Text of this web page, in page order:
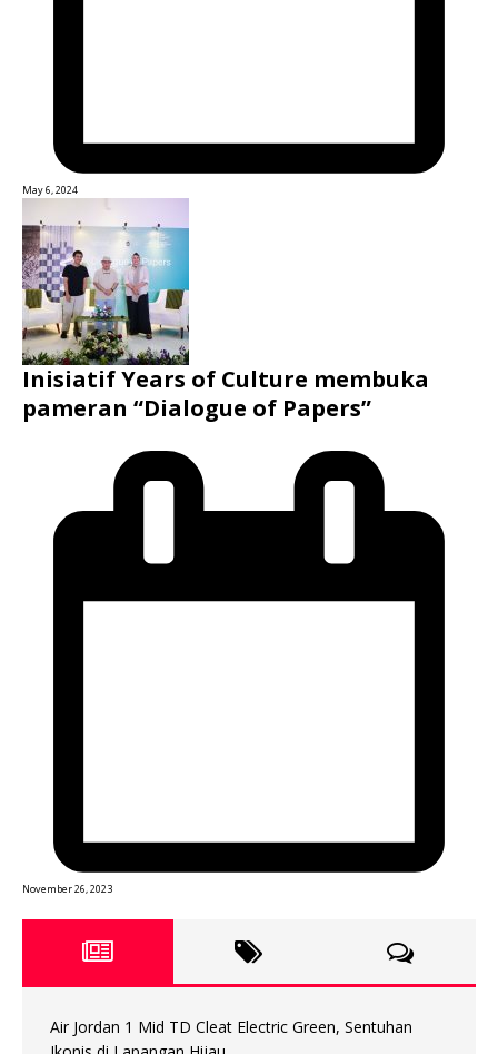
May 6, 2024
Inisiatif Years of Culture membuka
pameran “Dialogue of Papers”
November 26, 2023
Air Jordan 1 Mid TD Cleat Electric Green, Sentuhan